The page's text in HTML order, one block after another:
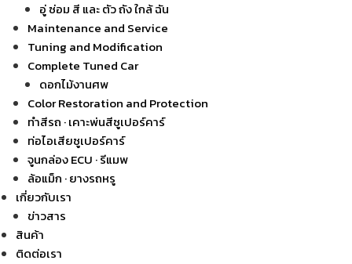
อู่ ซ่อม สี และ ตัว ถัง ใกล้ ฉัน
Maintenance and Service
Tuning and Modification
Complete Tuned Car
ดอกไม้งานศพ
Color Restoration and Protection
ทำสีรถ · เคาะพ่นสีซูเปอร์คาร์
ท่อไอเสียซูเปอร์คาร์
จูนกล่อง ECU · รีแมพ
ล้อแม็ก · ยางรถหรู
เกี่ยวกับเรา
ข่าวสาร
สินค้า
ติดต่อเรา